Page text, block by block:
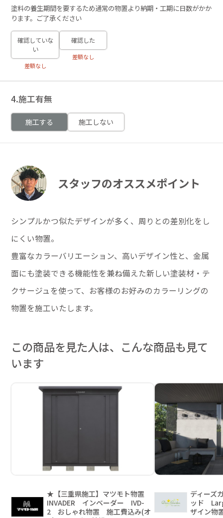
塗料の養生期間を要するため通常の物置より納期・工期に日数がかか
ります。ご了承ください
確認していな
い
差額なし
確認した
差額なし
4.施工有無
施工する 施工しない
スタッフのオススメポイント
シンプルかつ似たデザインが多く、周りとの差別化をし
にくい物置。
豊富なカラーバリエーション、高いデザイン性と、金属
面にも塗装できる機能性を兼ね備えた新しい塗装材・テ
クサージュを使って、お客様のお好みのカラーリングの
物置を施工いたします。
この商品を見た人は、こんな商品も見て
います
★【三重県施工】マツモト物置
INVADER インベーダー IVD-
2 おしゃれ物置 施工費込み(オ
ディーズ
ッド
ザイン物